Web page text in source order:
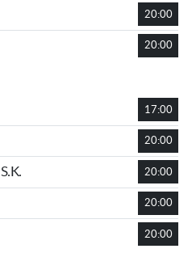
20:00
20:00
17:00
20:00
20:00
20:00
20:00